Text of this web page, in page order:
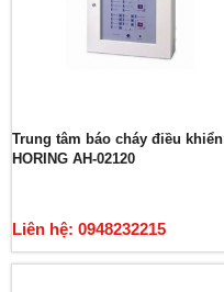
Trung tâm báo cháy điều khiển
HORING AH-02120
Liên hệ: 0948232215